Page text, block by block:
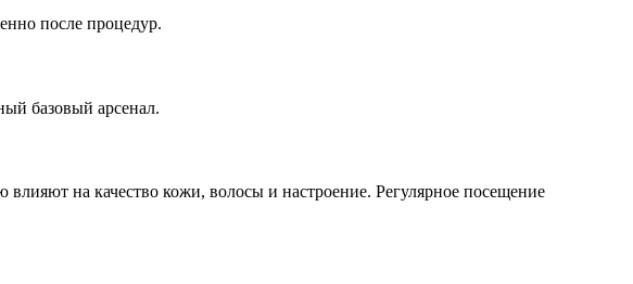
после процедур.
базовый арсенал.
на качество кожи, волосы и настроение. Регулярное посещение